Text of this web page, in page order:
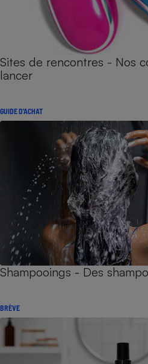
Sites de rencontres - Nos
lancer
GUIDE D'ACHAT
Shampooings - Des
BRÈVE